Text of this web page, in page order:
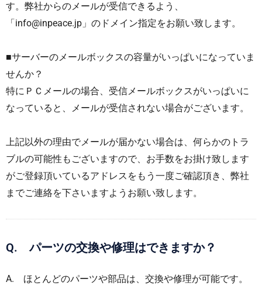
す。弊社からのメールが受信できるよう、
「info@inpeace.jp」のドメイン指定をお願い致します。
■サーバーのメールボックスの容量がいっぱいになっていま
せんか？
特にＰＣメールの場合、受信メールボックスがいっぱいに
なっていると、メールが受信されない場合がございます。
上記以外の理由でメールが届かない場合は、何らかのトラ
ブルの可能性もございますので、お手数をお掛け致します
がご登録頂いているアドレスをもう一度ご確認頂き、弊社
までご連絡を下さいますようお願い致します。
Q. パーツの交換や修理はできますか？
A. ほとんどのパーツや部品は、交換や修理が可能です。